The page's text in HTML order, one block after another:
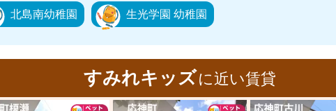
北島南幼稚園 生光学園 幼稚園
すみれキッズに近い賃貸